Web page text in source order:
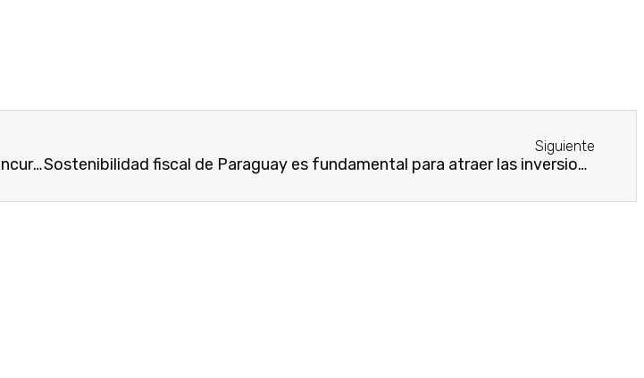
Criadores paraguayos con más de 2.100 cabezas de animales para concurso Mercosur de novillos y toros gordos Nelore
Siguiente
Sostenibilidad fiscal de Paraguay es fundamental para atraer las inversiones